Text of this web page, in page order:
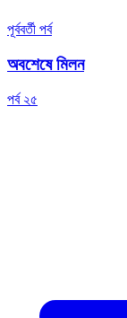
পূর্ববর্তী পর্ব
অবশেষে মিলন
পর্ব ২৫